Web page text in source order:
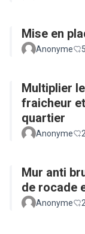
Mise en
Anonyme 5
Multiplier
fraicheur
quartier
Anonyme 2
Mur anti
de rocade
Anonyme 2